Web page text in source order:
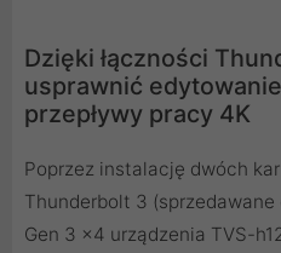
Dzięki łączności
usprawnić
przepływy pracy 4K
Poprzez instalację dwóch
Thunderbolt 3
Gen 3 x4 urządzenia TVS-